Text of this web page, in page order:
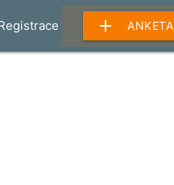
add ANKETA